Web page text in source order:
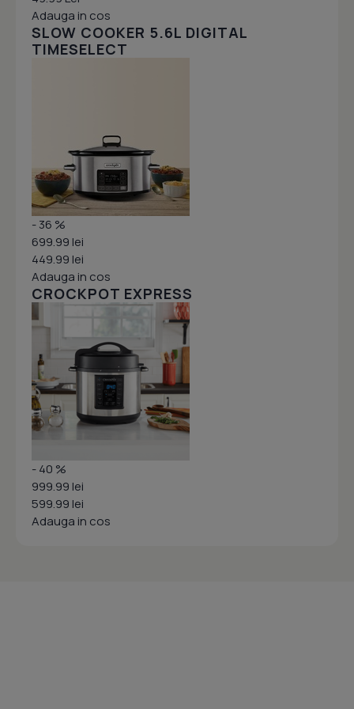
Adauga in cos
SLOW COOKER 5.6L DIGITAL
TIMESELECT
- 36 %
699.99 lei
449.99 lei
Adauga in cos
CROCKPOT EXPRESS
- 40 %
999.99 lei
599.99 lei
Adauga in cos